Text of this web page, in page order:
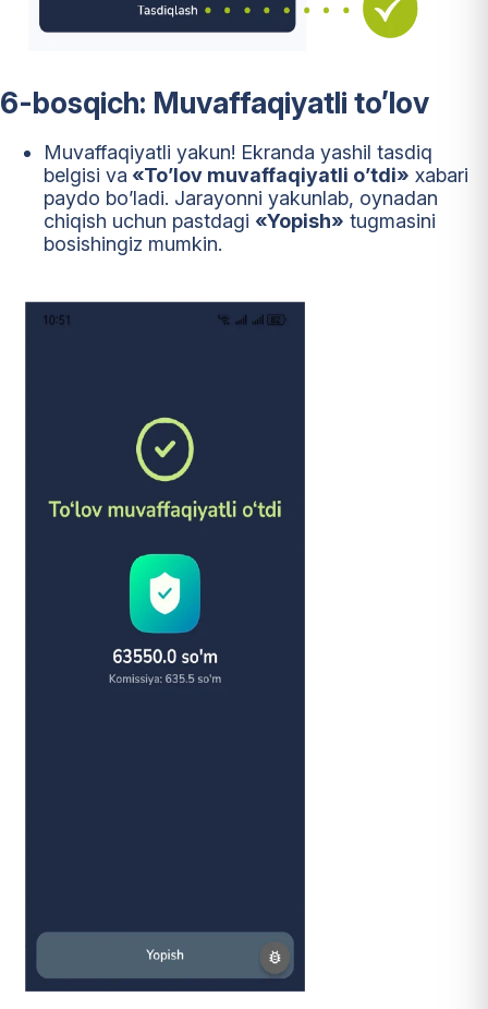
6-bosqich: Muvaffaqiyatli to’lov
Muvaffaqiyatli yakun! Ekranda yashil tasdiq
belgisi va «To’lov muvaffaqiyatli o’tdi» xabari
paydo bo’ladi. Jarayonni yakunlab, oynadan
chiqish uchun pastdagi «Yopish» tugmasini
bosishingiz mumkin.